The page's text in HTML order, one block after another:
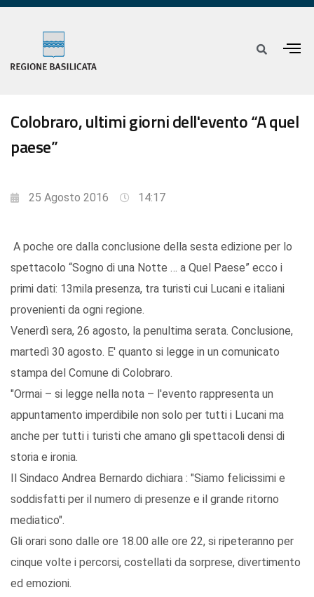
Colobraro, ultimi giorni dell'evento “A quel
paese”
25 Agosto 2016 14:17
A poche ore dalla conclusione della sesta edizione per lo
spettacolo “Sogno di una Notte … a Quel Paese” ecco i
primi dati: 13mila presenza, tra turisti cui Lucani e italiani
provenienti da ogni regione.
Venerdì sera, 26 agosto, la penultima serata. Conclusione,
martedì 30 agosto. E' quanto si legge in un comunicato
stampa del Comune di Colobraro.
"Ormai – si legge nella nota – l'evento rappresenta un
appuntamento imperdibile non solo per tutti i Lucani ma
anche per tutti i turisti che amano gli spettacoli densi di
storia e ironia.
Il Sindaco Andrea Bernardo dichiara : "Siamo felicissimi e
soddisfatti per il numero di presenze e il grande ritorno
mediatico".
Gli orari sono dalle ore 18.00 alle ore 22, si ripeteranno per
cinque volte i percorsi, costellati da sorprese, divertimento
ed emozioni.